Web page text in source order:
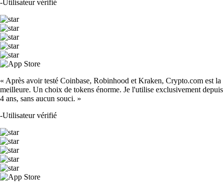
-Utilisateur vérifié
« Après avoir testé Coinbase, Robinhood et Kraken, Crypto.com est la
meilleure. Un choix de tokens énorme. Je l'utilise exclusivement depuis
4 ans, sans aucun souci. »
-Utilisateur vérifié